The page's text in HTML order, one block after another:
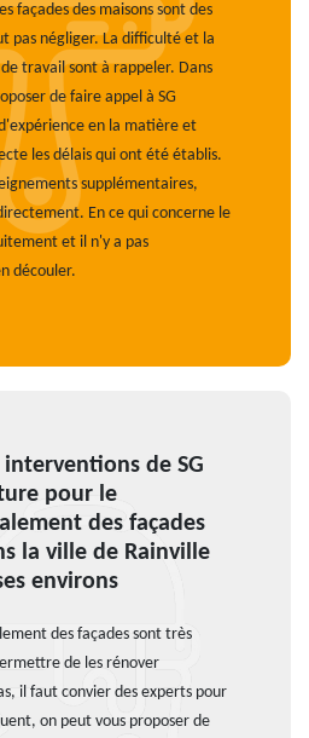
façades des maisons sont des
pas négliger. La difficulté et la
travail sont à rappeler. Dans
de faire appel à SG
en la matière et
les délais qui ont été établis.
supplémentaires,
En ce qui concerne le
et il n'y a pas
découler.
interventions de SG
pour le
des façades
la ville de Rainville
environs
des façades sont très
de les rénover
il faut convier des experts pour
on peut vous proposer de